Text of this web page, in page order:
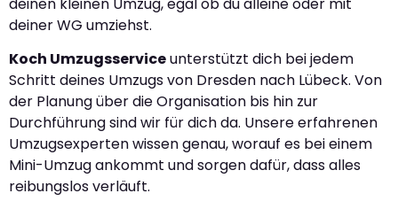
deiner WG umziehst.
Koch Umzugsserviceunterstützt dich bei jedem
Schritt deines Umzugs von Dresden nach Lübeck. Von
der Planung über die Organisation bis hin zur
Durchführung sind wir für dich da. Unsere erfahrenen
Umzugsexperten wissen genau, worauf es bei einem
Mini-Umzug ankommt und sorgen dafür, dass alles
reibungslos verläuft.